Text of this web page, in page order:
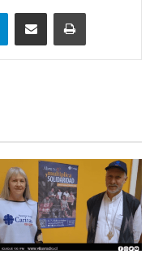
TelegramEnviar vía email Imprimir